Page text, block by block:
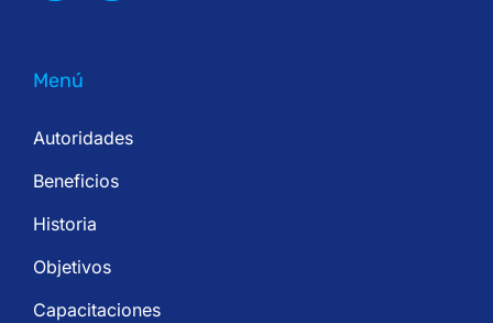
Menú
Autoridades
Beneficios
Historia
Objetivos
Capacitaciones